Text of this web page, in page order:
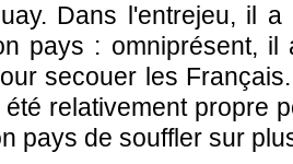
Dans l'entrejeu, il
pays : omniprésent, il
secouer les
relativement propre
pays de souffler sur